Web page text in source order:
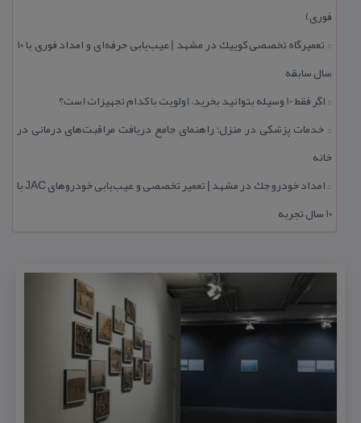
فوری)
::
تعمیرگاه تخصصی كوییك در مشهد | عیب‌یابی حرفه‌ای و امداد فوری با ۱۰
سال سابقه
:: اگر فقط 10 وسیله بتوانید بخرید، اولویت با كدام تجهیزات است؟
:: خدمات پزشكی در منزل؛ راهنمای جامع دریافت مراقبت‌های درمانی در
خانه
::
امداد خودرو جك در مشهد | تعمیر تخصصی و عیب‌یابی خودروهای JAC با
۱۰ سال تجربه